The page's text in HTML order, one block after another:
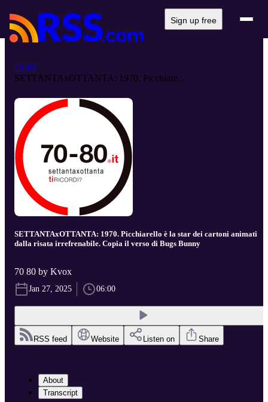
Sign up free
70 80
SETTANTAxOTTANTA: 1970. Picchiare...
SETTANTAxOTTANTA: 1970. Picchiarello è la star dei cartoni animati
dalla risata irrefrenabile. Copia il verso di Bugs Bunny
70 80 by Kvox
Jan 27, 2025 06:00
RSS feed Website Listen on Share
About
Transcript